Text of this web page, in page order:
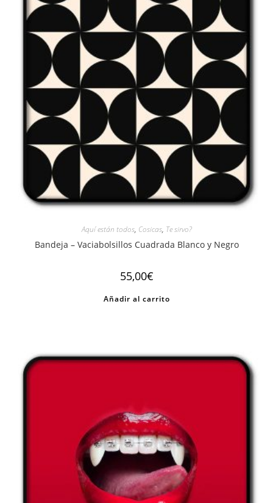
Aquí están todos, Cosicas, Te sirvo?
Bandeja – Vaciabolsillos Cuadrada Blanco y Negro
55,00€
Añadir al carrito